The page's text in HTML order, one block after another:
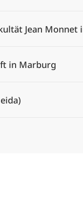
Jean Monnet
in Marburg